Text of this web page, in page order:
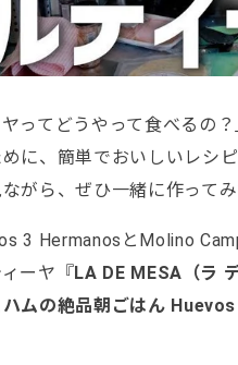
ヤってどうやって食べるの？
に、簡単でおいしいレシ
がら、ぜひ一緒に作ってみ
3 HermanosとMolino
ーヤ『LA DE MESA（ラ
ムの絶品朝ごはん